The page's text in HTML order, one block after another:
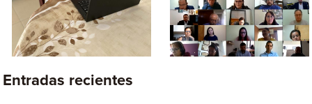
Entradas recientes